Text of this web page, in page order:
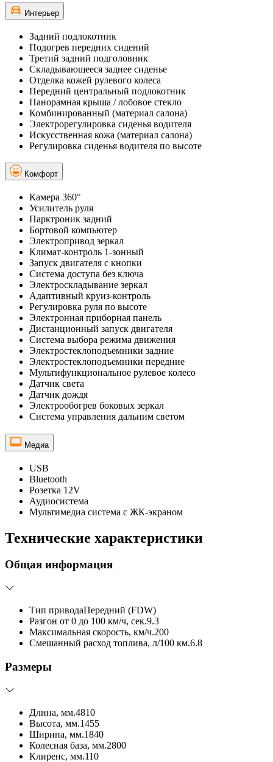
Интерьер
Задний подлокотник
Подогрев передних сидений
Третий задний подголовник
Складывающееся заднее сиденье
Отделка кожей рулевого колеса
Передний центральный подлокотник
Панорамная крыша / лобовое стекло
Комбинированный (материал салона)
Электрорегулировка сиденья водителя
Искусственная кожа (материал салона)
Регулировка сиденья водителя по высоте
Комфорт
Камера 360°
Усилитель руля
Парктроник задний
Бортовой компьютер
Электропривод зеркал
Климат-контроль 1-зонный
Запуск двигателя с кнопки
Система доступа без ключа
Электроскладывание зеркал
Адаптивный круиз-контроль
Регулировка руля по высоте
Электронная приборная панель
Дистанционный запуск двигателя
Система выбора режима движения
Электростеклоподъемники задние
Электростеклоподъемники передние
Мультифункциональное рулевое колесо
Датчик света
Датчик дождя
Электрообогрев боковых зеркал
Система управления дальним светом
Медиа
USB
Bluetooth
Розетка 12V
Аудиосистема
Мультимедиа система с ЖК-экраном
Технические характеристики
Общая информация
Тип приводаПередний (FDW)
Разгон от 0 до 100 км/ч, сек.9.3
Максимальная скорость, км/ч.200
Смешанный расход топлива, л/100 км.6.8
Размеры
Длина, мм.4810
Высота, мм.1455
Ширина, мм.1840
Колесная база, мм.2800
Клиренс, мм.110